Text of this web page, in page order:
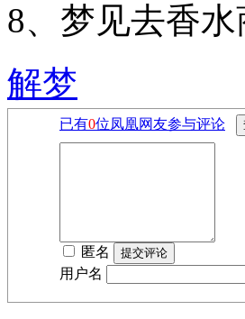
8、梦见去香
解梦
已有0位凤凰网友参与评论
匿名
用户名